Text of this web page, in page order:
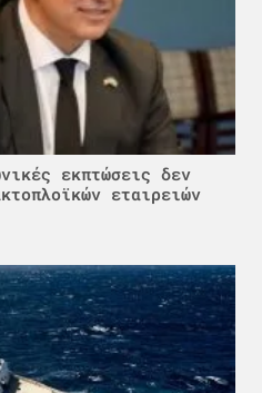
εκπτώσεις δεν
εταιρειών